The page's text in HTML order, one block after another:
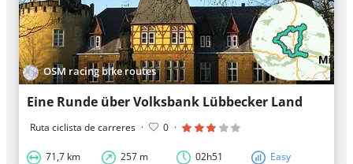
OSM racing bike routes
Eine Runde über Volksbank Lübbecker Land
Ruta ciclista de carreres · 0 ·
71,7 km 257 m 02h51 Easy